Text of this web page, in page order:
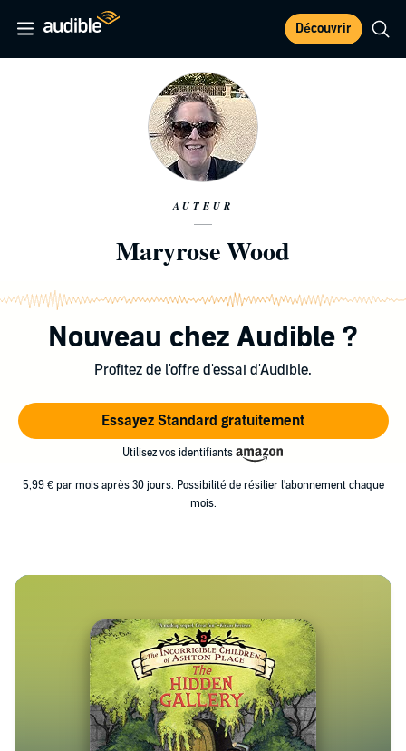
Découvrir
AUTEUR
Maryrose Wood
Nouveau chez Audible ?
Profitez de l'offre d'essai d'Audible.
Essayez Standard gratuitement
Utilisez vos identifiants
5,99 € par mois après 30 jours. Possibilité de résilier l'abonnement chaque
mois.